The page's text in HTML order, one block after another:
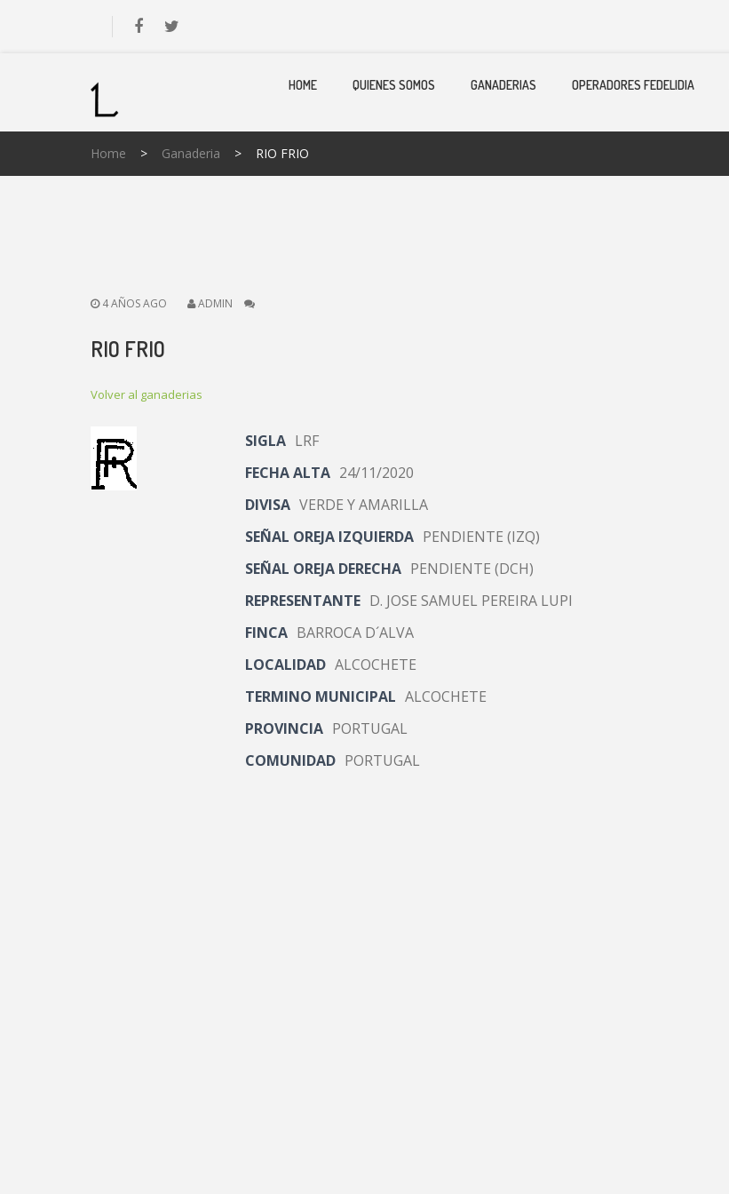
HOME QUIENES SOMOS GANADERIAS OPERADORES FEDELIDIA
Home > Ganaderia > RIO FRIO
4 AÑOS AGO ADMIN
RIO FRIO
Volver al ganaderias
SIGLA LRF
FECHA ALTA 24/11/2020
DIVISA VERDE Y AMARILLA
SEÑAL OREJA IZQUIERDA PENDIENTE (IZQ)
SEÑAL OREJA DERECHA PENDIENTE (DCH)
REPRESENTANTE D. JOSE SAMUEL PEREIRA LUPI
FINCA BARROCA D´ALVA
LOCALIDAD ALCOCHETE
TERMINO MUNICIPAL ALCOCHETE
PROVINCIA PORTUGAL
COMUNIDAD PORTUGAL